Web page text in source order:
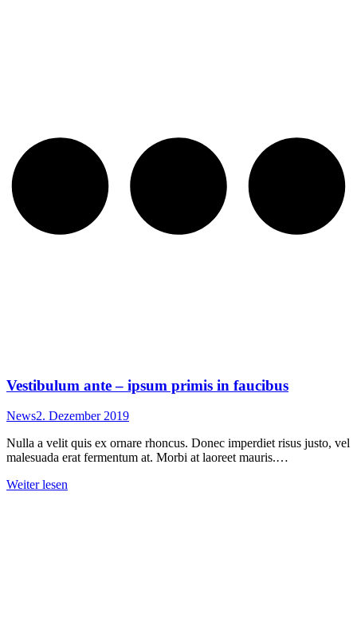
Vestibulum ante – ipsum primis in faucibus
News2. Dezember 2019
Nulla a velit quis ex ornare rhoncus. Donec imperdiet risus justo, vel
malesuada erat fermentum at. Morbi at laoreet mauris.…
Weiter lesen